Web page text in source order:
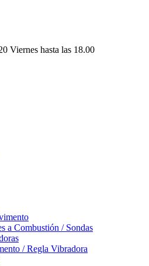
Viernes hasta las 18.00
a Combustión / Sondas
/ Regla Vibradora